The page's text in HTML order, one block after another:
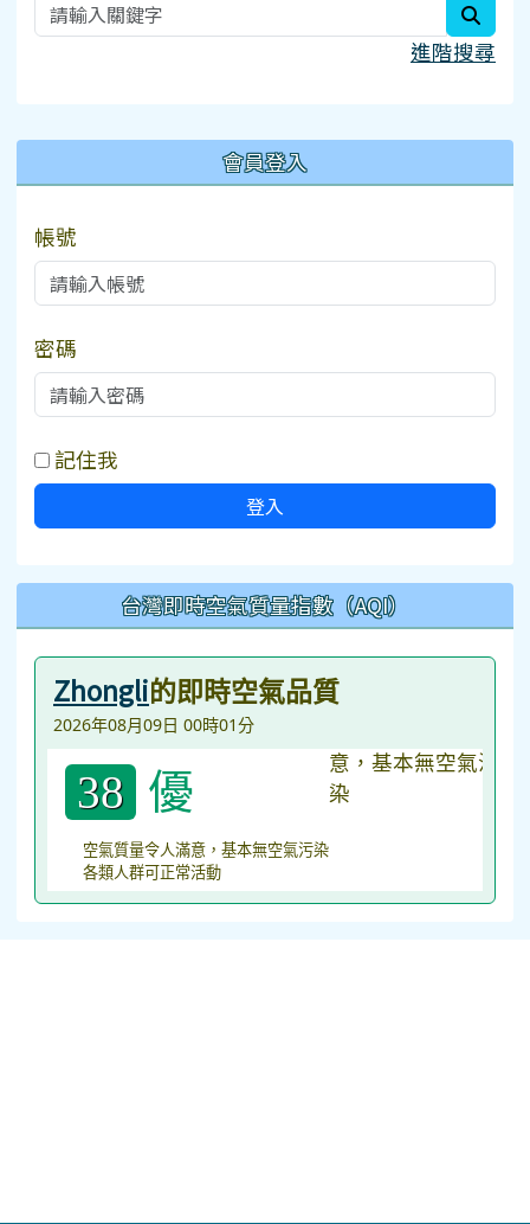
進階搜尋
會員登入
帳號
密碼
記住我
登入
台灣即時空氣質量指數（AQI）
Zhongli的即時空氣品質
2026年08月09日 00時01分
38 優
空氣質量令人滿意，基本無空氣污染
各類人群可正常活動